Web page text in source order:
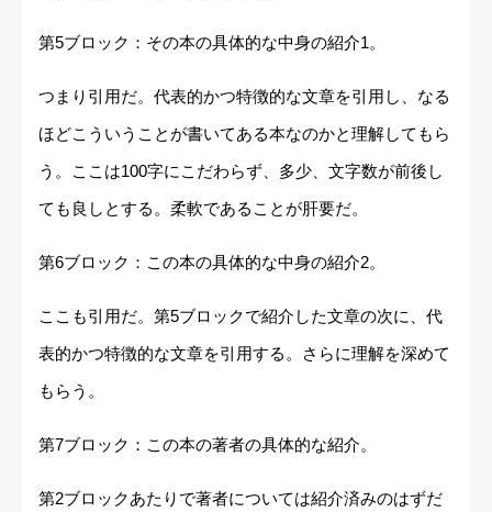
第5ブロック：その本の具体的な中身の紹介1。
つまり引用だ。代表的かつ特徴的な文章を引用し、なる
ほどこういうことが書いてある本なのかと理解してもら
う。ここは100字にこだわらず、多少、文字数が前後し
ても良しとする。柔軟であることが肝要だ。
第6ブロック：この本の具体的な中身の紹介2。
ここも引用だ。第5ブロックで紹介した文章の次に、代
表的かつ特徴的な文章を引用する。さらに理解を深めて
もらう。
第7ブロック：この本の著者の具体的な紹介。
第2ブロックあたりで著者については紹介済みのはずだ